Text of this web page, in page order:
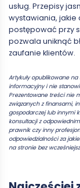
usług. Przepisy
wystawiania, jakie
postępować przy
pozwala uniknąć
zaufanie klientów.
Artykuły opublikowane
informacyjny i nie
Prezentowane treści nie
związanych z finansami,
gospodarczej lub innymi
konsultacji z
prawnik czy inny
odpowiedzialności za
na stronie bez